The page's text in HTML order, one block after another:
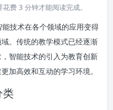
费 3 分钟才能阅读完成。
技术在各个领域的应用变得
。传统的教学模式已经逐渐
智能技术的引入为教育创新
加高效和互动的学习环境。